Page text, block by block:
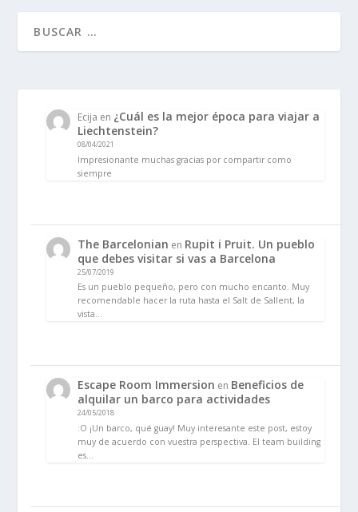
Ecija en ¿Cuál es la mejor época para viajar a
Liechtenstein?
08/04/2021
Impresionante muchas gracias por compartir como
siempre
The Barcelonian en Rupit i Pruit. Un pueblo
que debes visitar si vas a Barcelona
25/07/2019
Es un pueblo pequeño, pero con mucho encanto. Muy
recomendable hacer la ruta hasta el Salt de Sallent, la
vista…
Escape Room Immersion en Beneficios de
alquilar un barco para actividades
24/05/2018
:O ¡Un barco, qué guay! Muy interesante este post, estoy
muy de acuerdo con vuestra perspectiva. El team building
es…